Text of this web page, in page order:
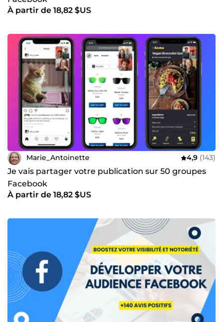
À partir de 18,82 $US
Marie_Antoinette 4,9 (143)
Je vais partager votre publication sur 50 groupes
Facebook
À partir de 18,82 $US